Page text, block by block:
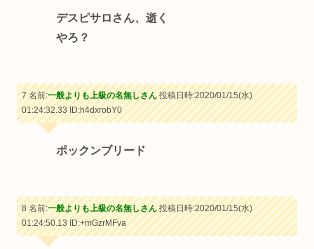
デスピサロさん、逝く
やろ？
7 名前:一般よりも上級の名無しさん投稿日時:2020/01/15(水)
01:24:32.33ID:h4dxrobY0
ポックンブリード
8 名前:一般よりも上級の名無しさん投稿日時:2020/01/15(水)
01:24:50.13ID:+mGzrMFva